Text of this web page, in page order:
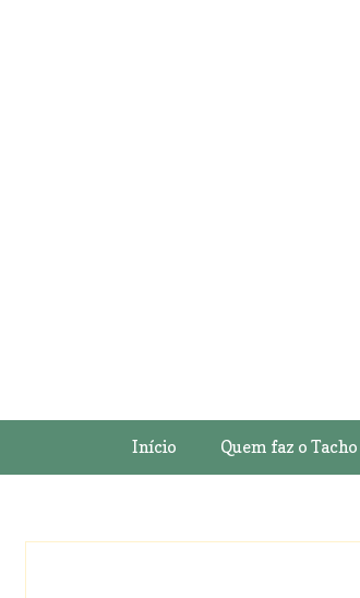
Início Quem faz o Tacho